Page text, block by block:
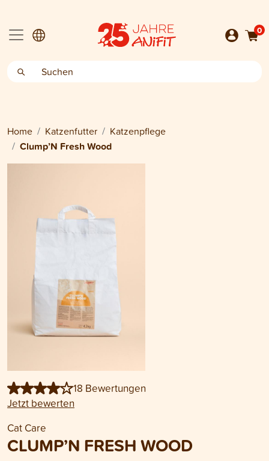
0
Home Katzenfutter Katzenpflege
Clump’N Fresh Wood
18 Bewertungen
Jetzt bewerten
Cat Care
CLUMP’N FRESH WOOD